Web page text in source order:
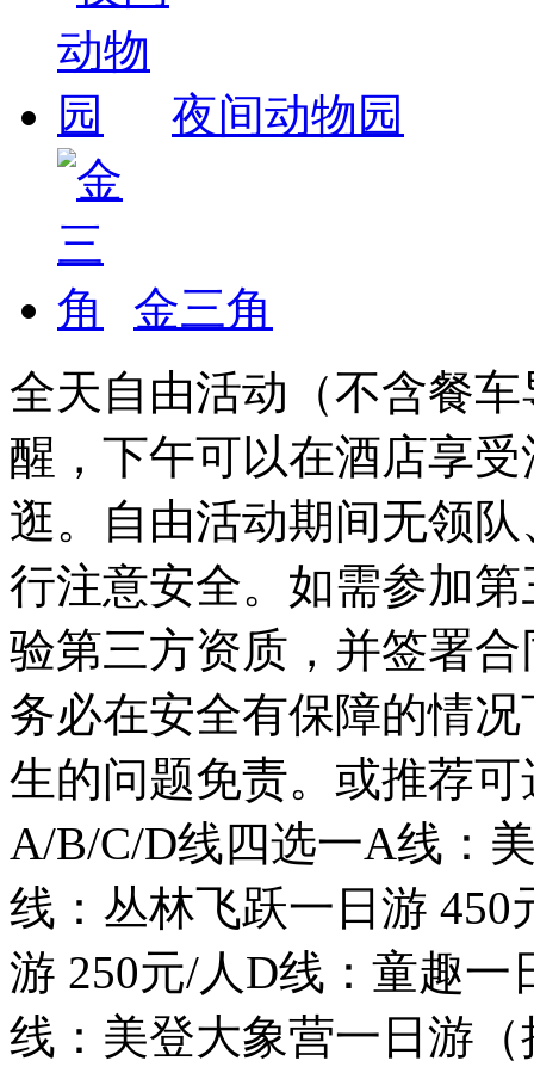
夜间动物园
金三角
全天自由活动（不含餐
醒，下午可以在酒店享
逛。自由活动期间无领
行注意安全。如需参加
验第三方资质，并签署
务必在安全有保障的情
生的问题免责。或推荐
A/B/C/D线四选一A线：
线：丛林飞跃一日游
游 250元/人D线：童趣
线：美登大象营一日游